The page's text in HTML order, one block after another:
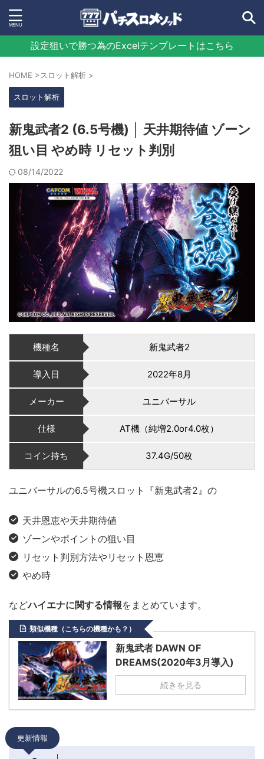
設定狙いで勝つ為のExcelテンプレートはこちら
HOME >スロット解析 >
スロット解析
新鬼武者2 (6.5号機) │ 天井期待値 ゾーン
狙い目 やめ時 リセット判別
08/14/2022
機種名 新鬼武者2
導入日 2022年8月
メーカー ユニバーサル
仕様 AT機（純増2.0or4.0枚）
コイン持ち 37.4G/50枚
ユニバーサルの6.5号機スロット『新鬼武者2』の
天井恩恵や天井期待値
ゾーンやポイントの狙い目
リセット判別方法やリセット恩恵
やめ時
などハイエナに関する情報をまとめています。
類似機種（こちらの機種かも？）
新鬼武者 DAWN OF
DREAMS(2020年3月導入)
続きを見る
更新情報